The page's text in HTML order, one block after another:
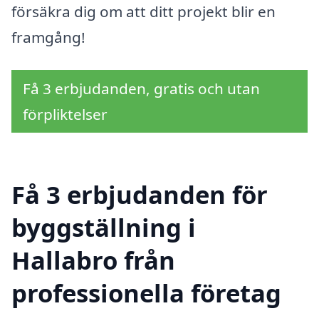
försäkra dig om att ditt projekt blir en
framgång!
Få 3 erbjudanden, gratis och utan
förpliktelser
Få 3 erbjudanden för
byggställning i
Hallabro från
professionella företag